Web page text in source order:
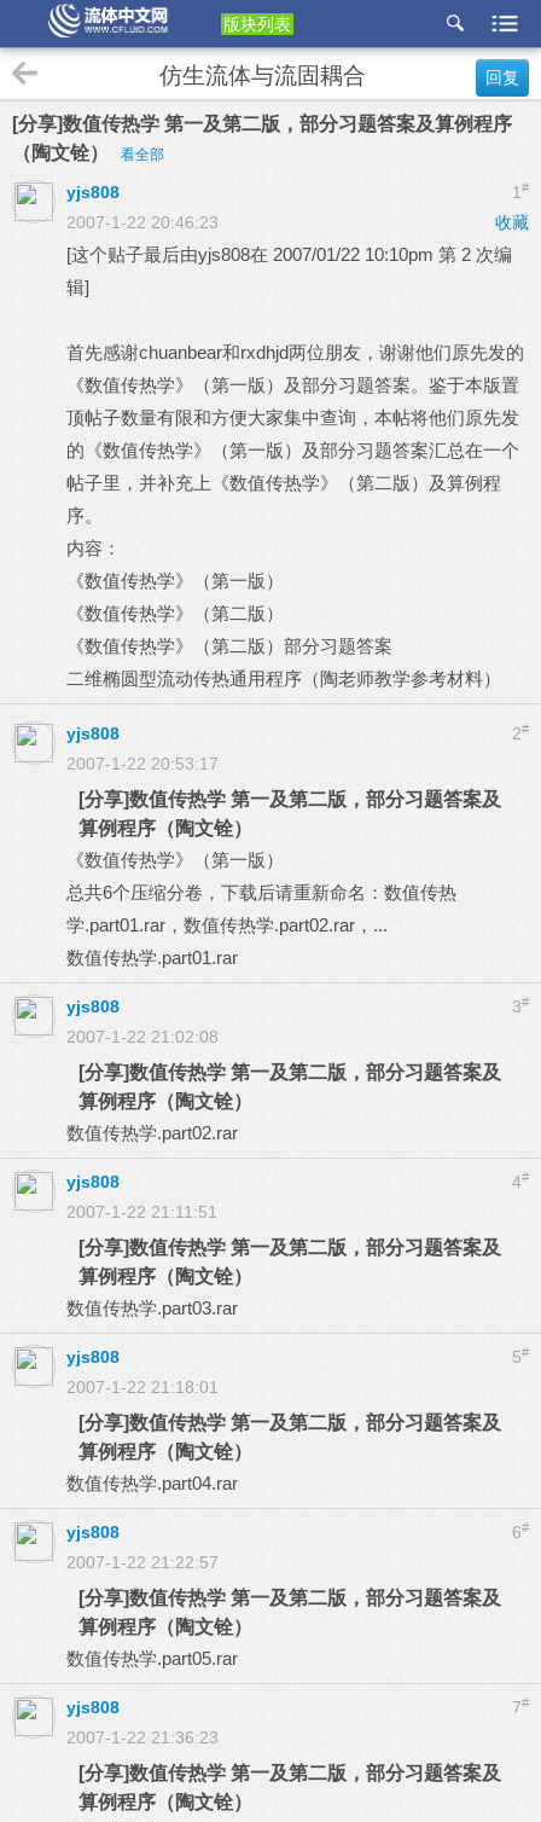
版块列表
etu
p
回复
仿生流体与流固耦合
[分享]数值传热学 第一及第二版，部分习题答案及算例程序
（陶文铨）
看全部
1 #
yjs808
收藏
2007-1-22 20:46:23
[这个贴子最后由yjs808在 2007/01/22 10:10pm 第 2 次编
辑]
首先感谢chuanbear和rxdhjd两位朋友，谢谢他们原先发的
《数值传热学》（第一版）及部分习题答案。鉴于本版置
顶帖子数量有限和方便大家集中查询，本帖将他们原先发
的《数值传热学》（第一版）及部分习题答案汇总在一个
帖子里，并补充上《数值传热学》（第二版）及算例程
序。
内容：
《数值传热学》（第一版）
《数值传热学》（第二版）
《数值传热学》（第二版）部分习题答案
二维椭圆型流动传热通用程序（陶老师教学参考材料）
2#
yjs808
2007-1-22 20:53:17
[分享]数值传热学 第一及第二版，部分习题答案及
算例程序（陶文铨）
《数值传热学》（第一版）
总共6个压缩分卷，下载后请重新命名：数值传热
学.part01.rar，数值传热学.part02.rar，...
数值传热学.part01.rar
3#
yjs808
2007-1-22 21:02:08
[分享]数值传热学 第一及第二版，部分习题答案及
算例程序（陶文铨）
数值传热学.part02.rar
4#
yjs808
2007-1-22 21:11:51
[分享]数值传热学 第一及第二版，部分习题答案及
算例程序（陶文铨）
数值传热学.part03.rar
5#
yjs808
2007-1-22 21:18:01
[分享]数值传热学 第一及第二版，部分习题答案及
算例程序（陶文铨）
数值传热学.part04.rar
6#
yjs808
2007-1-22 21:22:57
[分享]数值传热学 第一及第二版，部分习题答案及
算例程序（陶文铨）
数值传热学.part05.rar
7#
yjs808
2007-1-22 21:36:23
[分享]数值传热学 第一及第二版，部分习题答案及
算例程序（陶文铨）